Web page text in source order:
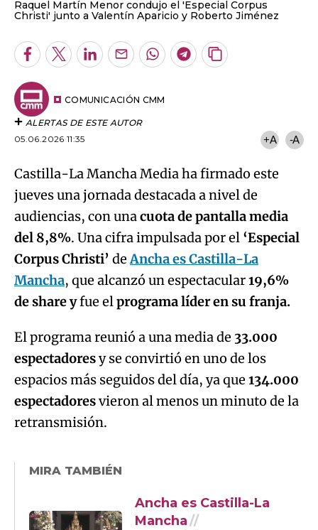
Raquel Martín Menor condujo el 'Especial Corpus
Christi' junto a Valentín Aparicio y Roberto Jiménez
Facebook
TwitterLinkedInEnviarWhatsapp
Telegram
Copiar
COMUNICACIÓN CMM
ALERTAS DE ESTE AUTOR
05.06.2026 11:35
+A -A
Castilla-La Mancha Media ha firmado este
jueves una jornada destacada a nivel de
audiencias, con unacuota de pantalla media
del 8,8%. Una cifra impulsada por el ‘Especial
Corpus Christi’ deAncha es Castilla-La
Mancha, que alcanzó un espectacular19,6%
de share yfue elprograma líder en su franja.
El programa reunió a una media de 33.000
espectadoresy se convirtió en uno de los
espacios más seguidos del día, ya que 134.000
espectadoresvieron al menos un minuto de la
retransmisión.
MIRA TAMBIÉN
Ancha es Castilla-La
Mancha